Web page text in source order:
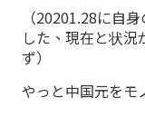
（20201.28に自
した、現在と状
ず）
やっと中国元をモ